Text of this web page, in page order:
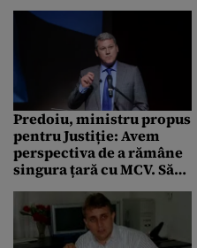
Predoiu, ministru propus
pentru Justiție: Avem
perspectiva de a rămâne
singura țară cu MCV. Să
abordăm pragmatic
subiectul / Unele dosare
privind magistrații au
stat mult deschise fără